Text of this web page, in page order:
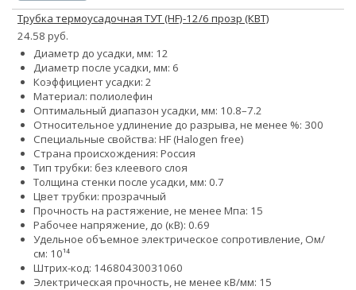
Трубка термоусадочная ТУТ (HF)-12/6 прозр (КВТ)
24.58 руб.
Диаметр до усадки, мм: 12
Диаметр после усадки, мм: 6
Коэффициент усадки: 2
Материал: полиолефин
Оптимальный диапазон усадки, мм: 10.8–7.2
Относительное удлинение до разрыва, не менее %: 300
Специальные свойства: HF (Halogen free)
Страна происхождения: Россия
Тип трубки: без клеевого слоя
Толщина стенки после усадки, мм: 0.7
Цвет трубки: прозрачный
Прочность на растяжение, не менее Мпа: 15
Рабочее напряжение, до (кВ): 0.69
Удельное объемное электрическое сопротивление, Ом/
см: 10¹⁴
Штрих-код: 14680430031060
Электрическая прочность, не менее кВ/мм: 15